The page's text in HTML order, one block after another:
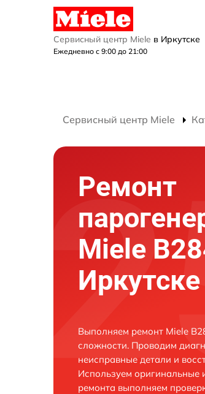
Сервисный центр Miele в Иркутске
Ежедневно с 9:00 до 21:00
Сервисный центр Miele
Ремонт
Miele
Иркутске
Выполняем ремонт Miele
сложности. Проводим
неисправные детали и
Используем оригинальные
ремонта выполняем